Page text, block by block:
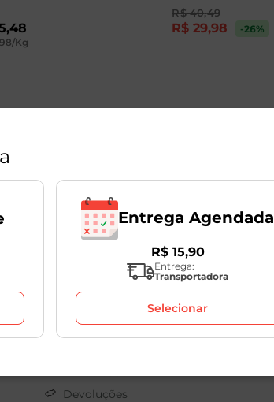
,48
98/Kg
R$ 40,49
R$ 29,98 -26%
Sobre o seu Pedido
Clique e Retire
Devoluções
Entrega Agendada
R$ 15,90
Entrega:
Transportadora
Selecionar